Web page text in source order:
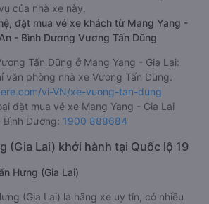
của nhà xe này.
đặt mua vé xe khách từ Mang Yang -
- Bình Dương Vương Tấn Dũng
Tấn Dũng ở Mang Yang - Gia Lai:
văn phòng nhà xe Vương Tấn Dũng:
vi-VN/xe-vuong-tan-dung
đặt mua vé xe Mang Yang - Gia Lai
Bình Dương: 1900 888684
(Gia Lai) khởi hành tại Quốc lộ 19
Hưng (Gia Lai)
(Gia Lai) là hãng xe uy tín, có nhiều